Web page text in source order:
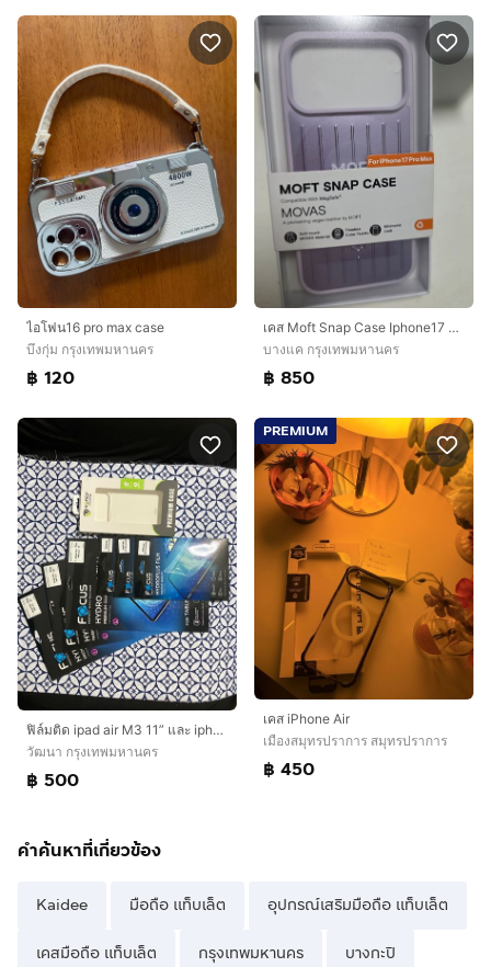
ไอโฟน16 pro max case
บึงกุ่ม กรุงเทพมหานคร
฿ 120
เคส Moft Snap Case Iphone17 Pro Max
บางแค กรุงเทพมหานคร
฿ 850
ฟิล์มติด ipad air M3 11” และ iphone 17 pro max และเคสใส
วัฒนา กรุงเทพมหานคร
฿ 500
PREMIUM
เคส iPhone Air
เมืองสมุทรปราการ สมุทรปราการ
฿ 450
คำค้นหาที่เกี่ยวข้อง
Kaidee มือถือ แท็บเล็ต อุปกรณ์เสริมมือถือ แท็บเล็ต
เคสมือถือ แท็บเล็ต กรุงเทพมหานคร บางกะปิ